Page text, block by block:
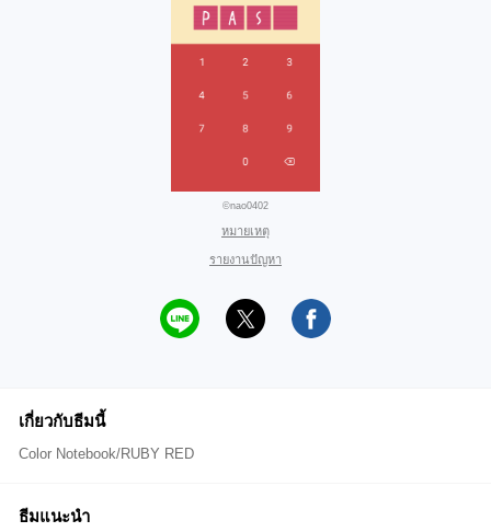
©nao0402
หมายเหตุ
รายงานปัญหา
เกี่ยวกับธีมนี้
Color Notebook/RUBY RED
ธีมแนะนำ